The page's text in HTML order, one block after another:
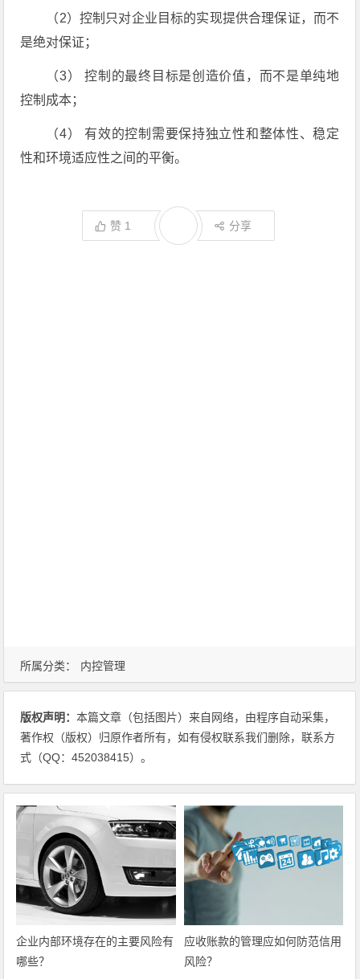
（2）控制只对企业目标的实现提供合理保证，而不
是绝对保证；
（3） 控制的最终目标是创造价值，而不是单纯地
控制成本；
（4） 有效的控制需要保持独立性和整体性、稳定
性和环境适应性之间的平衡。
赞 1 分享
所属分类： 内控管理
版权声明：本篇文章（包括图片）来自网络，由程序自动采集，
著作权（版权）归原作者所有，如有侵权联系我们删除，联系方
式（QQ：452038415）。
企业内部环境存在的主要风险有
哪些？
应收账款的管理应如何防范信用
风险？